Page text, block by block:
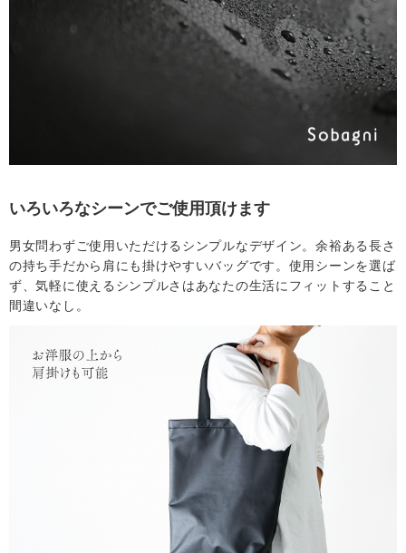
いろいろなシーンでご使用頂けます
男女問わずご使用いただけるシンプルなデザイン。余裕ある長さ
の持ち手だから肩にも掛けやすいバッグです。使用シーンを選ば
ず、気軽に使えるシンプルさはあなたの生活にフィットすること
間違いなし。